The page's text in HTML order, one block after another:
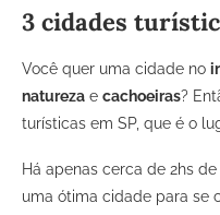
3 cidades
Você quer uma cidade no
natureza e cachoeiras?
turísticas em SP, que é o
Há apenas cerca de 2hs
uma ótima cidade para se